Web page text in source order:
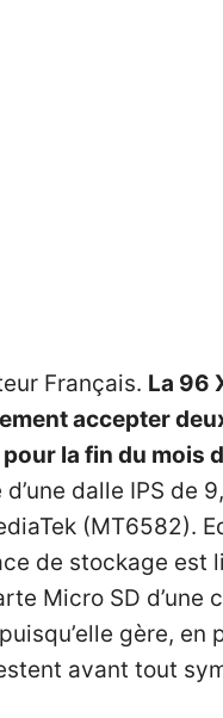
Français. La 96
accepter
la fin du mois
dalle IPS de
(MT6582).
de stockage est
Micro SD d’une
gère, en
avant tout